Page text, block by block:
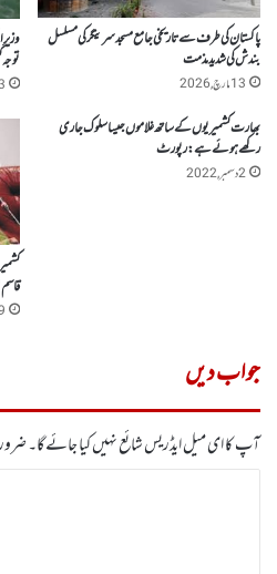
پاکستان کی طرف سے تاریخی جامع مسجد سرینگر کی مسلسل
بندش کی شدید مذمت
13 مارچ, 2026 23
بھارت کشمیریوں کے ساتھ غلاموں جیسا سلوک جاری
رکھے ہوئے ہے: رپورٹ
2 دسمبر, 2022
9
جواب دیں
آپ کا ای میل ایڈریس شائع نہیں کیا جائے گا۔